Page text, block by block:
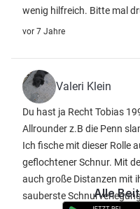
wenig hilfreich. Bitte mal
vor 7 Jahre
Valeri Klein
Du hast ja Recht Tobias
Allrounder z.B die Penn
Ich fische mit dieser Rolle
geflochtener Schnur. Mit
auch große Distanzen mit
sauberste
Alle